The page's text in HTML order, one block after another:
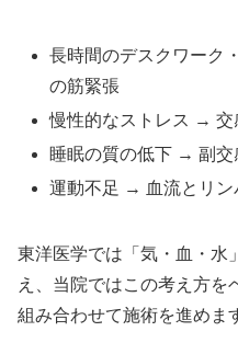
長時間のデスクワーク
の筋緊張
慢性的なストレス → 交
睡眠の質の低下 → 副
運動不足 → 血流とリン
東洋医学では「気・血・水
え、当院ではこの考え方を
組み合わせて施術を進めま